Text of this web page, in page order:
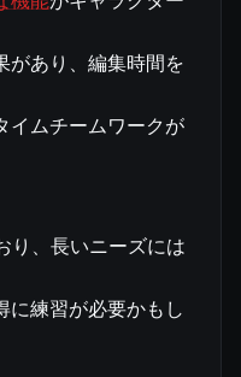
があり、編集時間を
イムチームワークが
り、長いニーズには
に練習が必要かもし